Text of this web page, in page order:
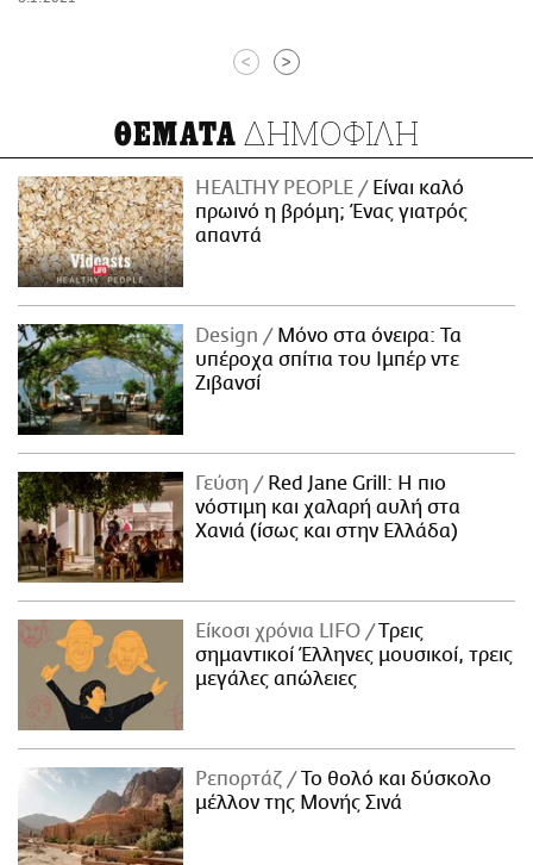
< >
ΘΕΜΑΤΑ ΔΗΜΟΦΙΛΗ
HEALTHY PEOPLE
Είναι καλό
πρωινό η βρόμη; Ένας γιατρός
απαντά
Design
Μόνο στα όνειρα: Τα
υπέροχα σπίτια του Ιμπέρ ντε
Ζιβανσί
Γεύση
Red Jane Grill: Η πιο
νόστιμη και χαλαρή αυλή στα
Χανιά (ίσως και στην Ελλάδα)
Είκοσι χρόνια LIFO
Tρεις
σημαντικοί Έλληνες μουσικοί, τρεις
μεγάλες απώλειες
Ρεπορτάζ
Το θολό και δύσκολο
μέλλον της Μονής Σινά